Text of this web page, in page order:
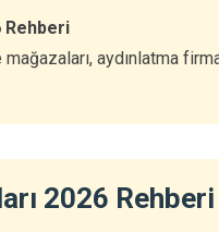
GOLD
Rehberi
aydınlatma
2026 Rehberi